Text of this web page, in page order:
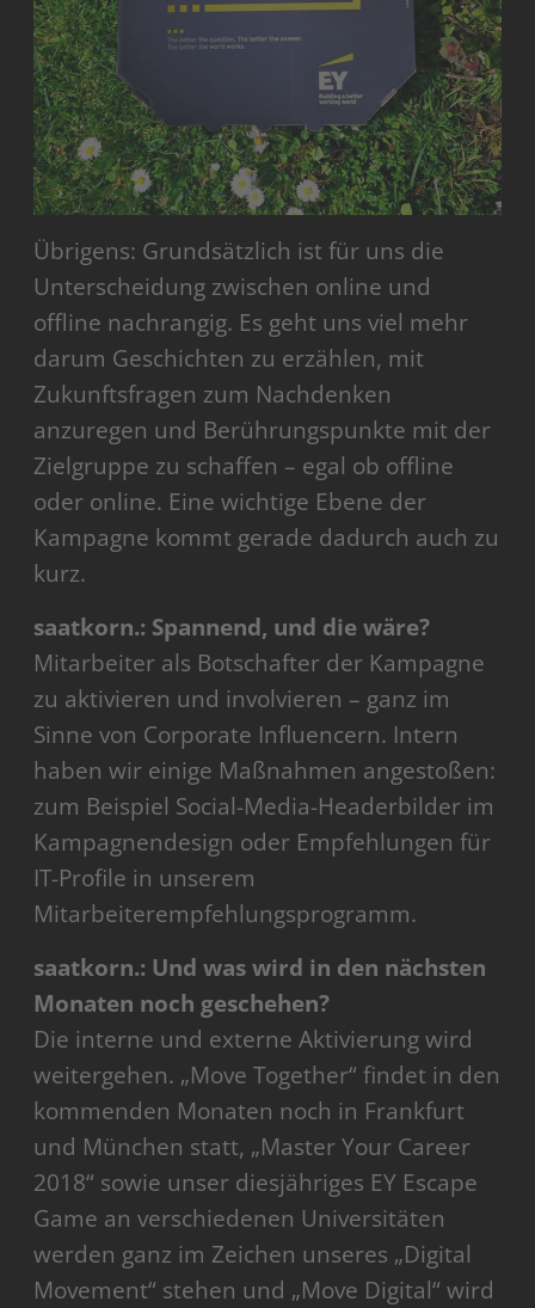
Übrigens: Grundsätzlich ist für uns die
Unterscheidung zwischen online und
offline nachrangig. Es geht uns viel mehr
darum Geschichten zu erzählen, mit
Zukunftsfragen zum Nachdenken
anzuregen und Berührungspunkte mit der
Zielgruppe zu schaffen – egal ob offline
oder online. Eine wichtige Ebene der
Kampagne kommt gerade dadurch auch zu
kurz.
saatkorn.: Spannend, und die wäre?
Mitarbeiter als Botschafter der Kampagne
zu aktivieren und involvieren – ganz im
Sinne von Corporate Influencern. Intern
haben wir einige Maßnahmen angestoßen:
zum Beispiel Social-Media-Headerbilder im
Kampagnendesign oder Empfehlungen für
IT-Profile in unserem
Mitarbeiterempfehlungsprogramm.
saatkorn.: Und was wird in den nächsten
Monaten noch geschehen?
Die interne und externe Aktivierung wird
weitergehen. „Move Together“ findet in den
kommenden Monaten noch in Frankfurt
und München statt, „Master Your Career
2018“ sowie unser diesjähriges EY Escape
Game an verschiedenen Universitäten
werden ganz im Zeichen unseres „Digital
Movement“ stehen und „Move Digital“ wird